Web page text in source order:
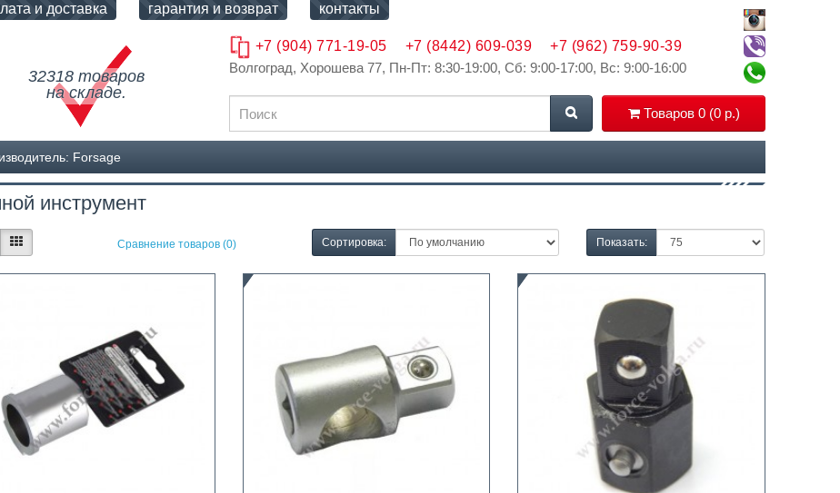
и доставка гарантия и возврат контакты
Волгоград, Хорошева 77, Пн-Пт: 8:30-19:00, Сб: 9:00-17:00, Вс: 9:00-16:00
Товаров 0 (0 р.)
32318 товаров
на складе.
+7 (904) 771-19-05 +7 (8442) 609-039 +7 (962) 759-90-39
Forsage
инструмент
Сравнение товаров (0) Сортировка: Показать: